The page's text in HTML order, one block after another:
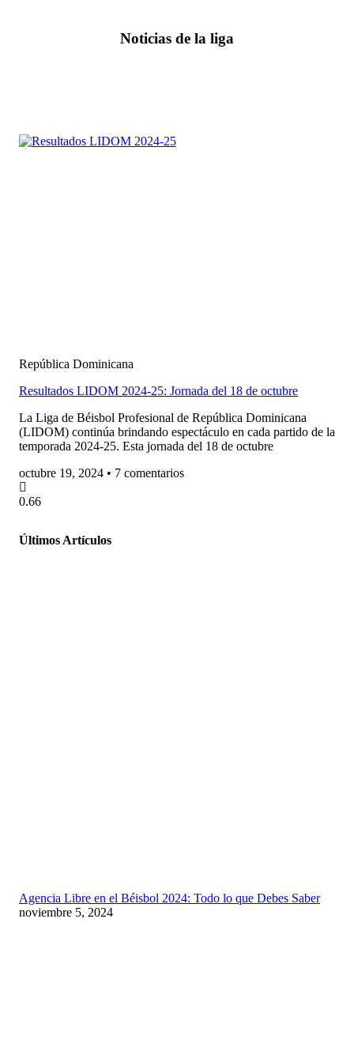
Noticias de la liga
República Dominicana
Resultados LIDOM 2024-25: Jornada del 18 de octubre
La Liga de Béisbol Profesional de República Dominicana
(LIDOM) continúa brindando espectáculo en cada partido de la
temporada 2024-25. Esta jornada del 18 de octubre
octubre 19, 2024
7 comentarios
Últimos Artículos
Agencia Libre en el Béisbol 2024: Todo lo que Debes Saber
noviembre 5, 2024